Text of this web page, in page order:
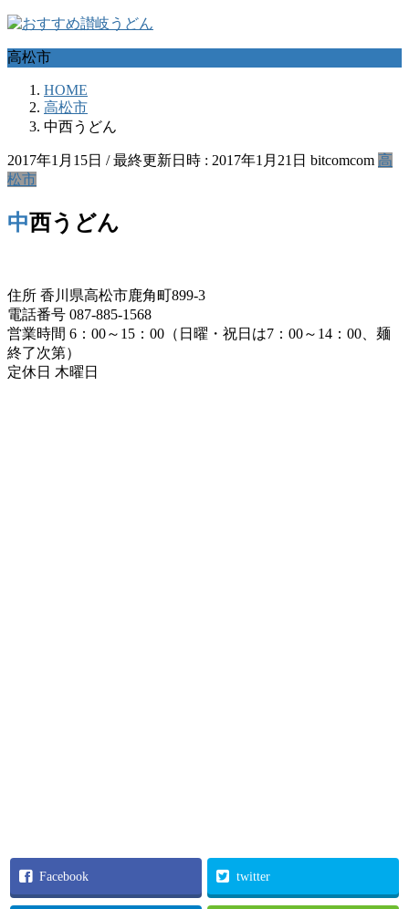
コ
テ
キ
ッ
ナ
ゲ
に
移
高松市
HOME
高松市
中西うどん
2017年1月15日 / 最終更新日時 : 2017年1月21日 bitcomcom 高
松市
中西うどん
住所 香川県高松市鹿角町899-3
電話番号 087-885-1568
営業時間 6：00～15：00（日曜・祝日は7：00～14：00、麺
終了次第）
定休日 木曜日
Facebook twitter